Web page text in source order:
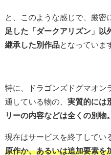
と、このような感じで、厳密
足した「ダークアリズン」以
継承した別作品となっていま
特に、ドラゴンズドグマオン
通している物の、 実質的には
リーの内容などは全くの別物。
現在はサービスを終了してい
原作か、あるいは追加要素を